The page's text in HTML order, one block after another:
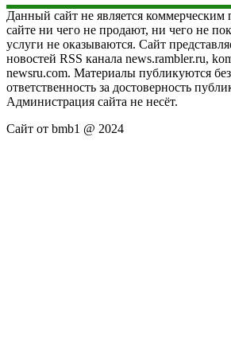
Данный сайт не является коммерческим
сайте ни чего не продают, ни чего не
услуги не оказываются. Сайт
новостей RSS канала news.rambler.ru,
newsru.com. Материалы публикуются
ответственность за достоверность
Администрация сайта не несёт.
Сайт от bmb1 @ 2024